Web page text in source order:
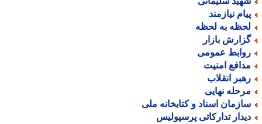
نیازمند
به لحظه
بازار
عمومی
امنیت
انقلاب
نهایی
اسناد و کتابخانه ملی
تدارکاتی پرسپولیس